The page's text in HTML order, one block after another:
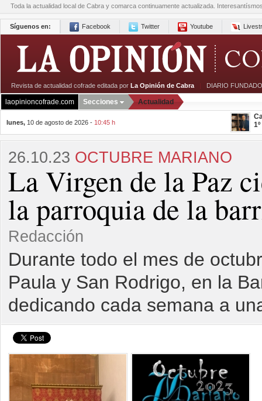
Toda la actualidad local de Cabra y comarca continuamente actualizada.
Síguenos en: Facebook Twitter Youtube
Revista de actualidad cofrade editada por La Opinión de Cabra | DIARIO
laopinioncofrade.com Secciones Actualidad
lunes, 10 de agosto de 2026 - 10:45 h
26.10.23 OCTUBRE MARIANO
La Virgen de la Paz
la parroquia de la
Redacción
Durante todo el mes de
Paula y San Rodrigo, en la
dedicando cada semana a